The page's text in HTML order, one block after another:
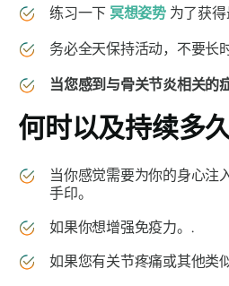
练习一下 冥想姿势为了获得
务必全天保持活动，不要长
当您感到与骨关节炎相关的
何时以及持续多
当你感觉需要为你的身心注
手印。
如果你想增强免疫力。.
如果您有关节疼痛或其他类